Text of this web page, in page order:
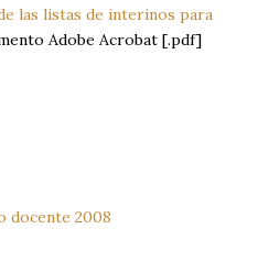
las listas de interinos para
Adobe Acrobat [.pdf]
docente 2008